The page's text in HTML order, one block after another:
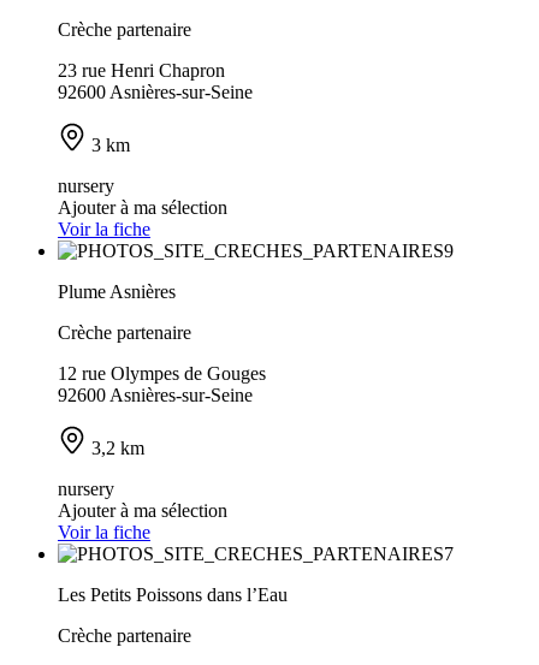
Crèche partenaire
23 rue Henri Chapron
92600 Asnières-sur-Seine
3 km
nursery
Ajouter à ma sélection
Voir la fiche
Plume Asnières
Crèche partenaire
12 rue Olympes de Gouges
92600 Asnières-sur-Seine
3,2 km
nursery
Ajouter à ma sélection
Voir la fiche
Les Petits Poissons dans l’Eau
Crèche partenaire